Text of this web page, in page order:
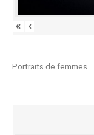
« ‹
Portraits de femmes